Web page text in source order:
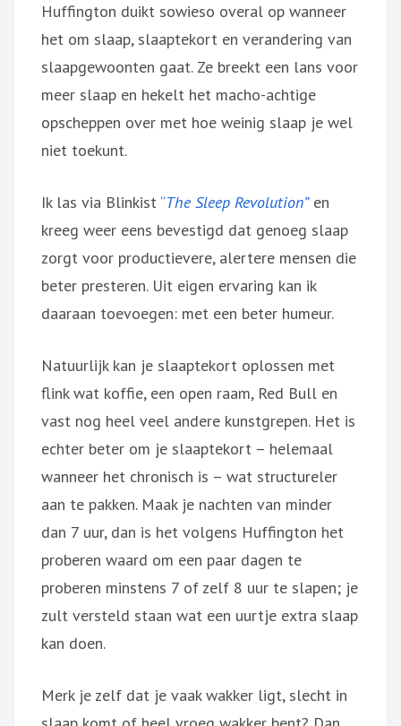
Huffington duikt sowieso overal op wanneer
het om slaap, slaaptekort en verandering van
slaapgewoonten gaat. Ze breekt een lans voor
meer slaap en hekelt het macho-achtige
opscheppen over met hoe weinig slaap je wel
niet toekunt.
Ik las via Blinkist “The Sleep Revolution”en
kreeg weer eens bevestigd dat genoeg slaap
zorgt voor productievere, alertere mensen die
beter presteren. Uit eigen ervaring kan ik
daaraan toevoegen: met een beter humeur.
Natuurlijk kan je slaaptekort oplossen met
flink wat koffie, een open raam, Red Bull en
vast nog heel veel andere kunstgrepen. Het is
echter beter om je slaaptekort – helemaal
wanneer het chronisch is – wat structureler
aan te pakken. Maak je nachten van minder
dan 7 uur, dan is het volgens Huffington het
proberen waard om een paar dagen te
proberen minstens 7 of zelf 8 uur te slapen; je
zult versteld staan wat een uurtje extra slaap
kan doen.
Merk je zelf dat je vaak wakker ligt, slecht in